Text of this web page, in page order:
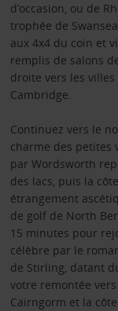
d’occasion, ou de
trophée de
aux 4x4 du coin et
remplis de salons
droite vers les
Cambridge.
Continuez vers le
charme des petites
par Wordsworth
des lacs, puis la
étrangement
de golf de North
15 minutes pour
célèbre par le
de Stirling, datant
votre remontée
Cairngorm et la